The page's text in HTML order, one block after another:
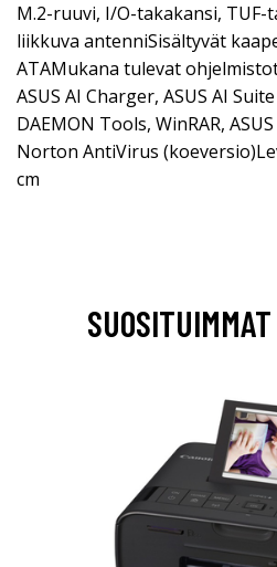
M.2-ruuvi, I/O-takakansi, TUF-
liikkuva antenniSisältyvät
ATAMukana tulevat
ASUS AI Charger, ASUS AI
DAEMON Tools, WinRAR,
Norton AntiVirus
cm